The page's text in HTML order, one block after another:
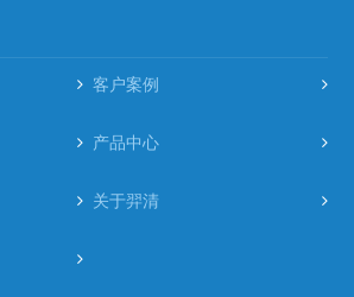
客户案例
产品中心
关于羿清